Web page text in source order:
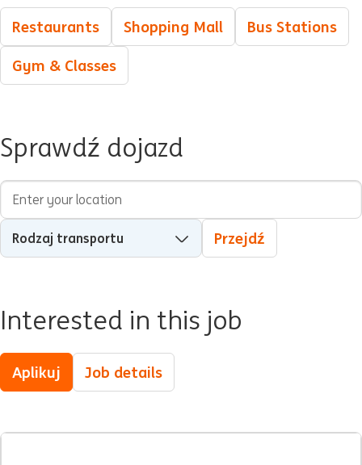
Restaurants Shopping Mall
Bus Stations
Gym & Classes
Sprawdź dojazd
Adres początkowy
Rodzaj transportu
Przejdź
Interested in this job
Aplikuj Job details